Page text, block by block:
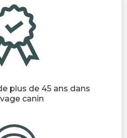
plus de 45 ans dans
canin